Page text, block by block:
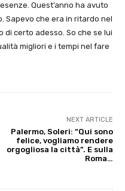
Quest’anno ha avuto
Sapevo che era in ritardo nel
di certo adesso. So che se lui
migliori e i tempi nel fare
NEXT ARTICLE
Palermo, Soleri: “Qui sono
felice, vogliamo rendere
orgogliosa la città”. E sulla
Roma…